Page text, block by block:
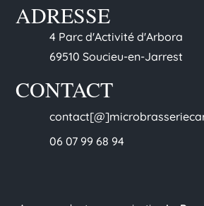
ADRESSE
4 Parc d'Activité d'Arbora
69510 Soucieu-en-Jarrest
CONTACT
06 07 99 68 94